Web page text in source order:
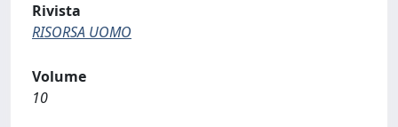
Rivista
RISORSA UOMO
Volume
10